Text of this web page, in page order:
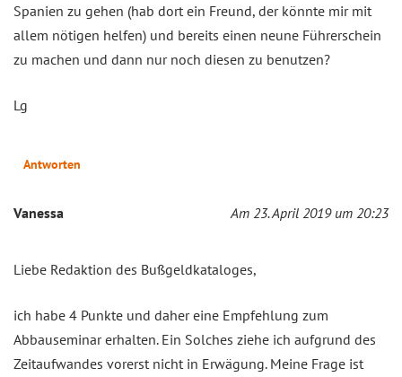
Spanien zu gehen (hab dort ein Freund, der könnte mir mit
allem nötigen helfen) und bereits einen neune Führerschein
zu machen und dann nur noch diesen zu benutzen?
Lg
Antworten
Vanessa Am 23. April 2019 um 20:23
Liebe Redaktion des Bußgeldkataloges,
ich habe 4 Punkte und daher eine Empfehlung zum
Abbauseminar erhalten. Ein Solches ziehe ich aufgrund des
Zeitaufwandes vorerst nicht in Erwägung. Meine Frage ist